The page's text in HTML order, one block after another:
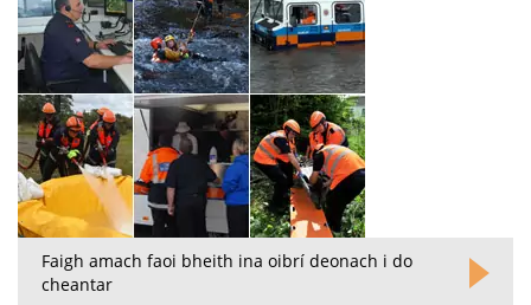
Faigh amach faoi bheith ina oibrí deonach i do
cheantar